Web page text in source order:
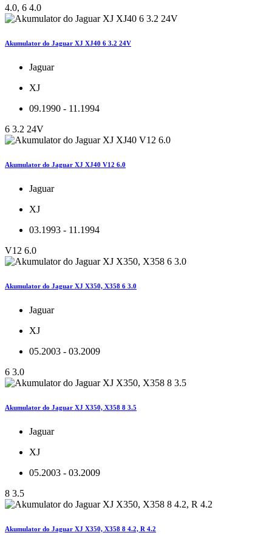
4.0, 6 4.0
Akumulator do Jaguar XJ XJ40 6 3.2 24V
Jaguar
XJ
09.1990 - 11.1994
6 3.2 24V
Akumulator do Jaguar XJ XJ40 V12 6.0
Jaguar
XJ
03.1993 - 11.1994
V12 6.0
Akumulator do Jaguar XJ X350, X358 6 3.0
Jaguar
XJ
05.2003 - 03.2009
6 3.0
Akumulator do Jaguar XJ X350, X358 8 3.5
Jaguar
XJ
05.2003 - 03.2009
8 3.5
Akumulator do Jaguar XJ X350, X358 8 4.2, R 4.2